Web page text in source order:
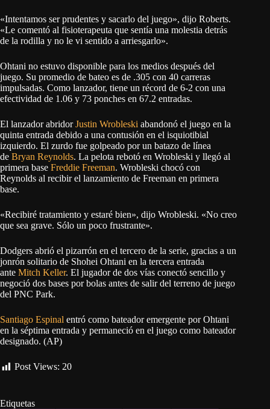
«Intentamos ser prudentes y sacarlo del juego», dijo Roberts.
«Le comentó al fisioterapeuta que sentía una molestia detrás
de la rodilla y no le vi sentido a arriesgarlo».
Ohtani no estuvo disponible para los medios después del
juego. Su promedio de bateo es de .305 con 40 carreras
impulsadas. Como lanzador, tiene un récord de 6-2 con una
efectividad de 1.06 y 73 ponches en 67.2 entradas.
El lanzador abridorJustin Wrobleski abandonó el juego en la
quinta entrada debido a una contusión en el isquiotibial
izquierdo. El zurdo fue golpeado por un batazo de línea
de Bryan Reynolds. La pelota rebotó en Wrobleski y llegó al
primera base Freddie Freeman. Wrobleski chocó con
Reynolds al recibir el lanzamiento de Freeman en primera
base.
«Recibiré tratamiento y estaré bien», dijo Wrobleski. «No creo
que sea grave. Sólo un poco frustrante».
Dodgers abrió el pizarrón en el tercero de la serie, gracias a un
jonrón solitario de Shohei Ohtani en la tercera entrada
ante Mitch Keller. El jugador de dos vías conectó sencillo y
negoció dos bases por bolas antes de salir del terreno de juego
del PNC Park.
Santiago Espinal entró como bateador emergente por Ohtani
en la séptima entrada y permaneció en el juego como bateador
designado. (AP)
Post Views: 20
Etiquetas